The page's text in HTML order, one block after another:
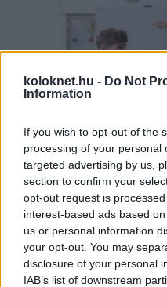
koloknet.hu - Do Not
Information
If you wish to opt-out of the
processing of your personal
targeted advertising by us,
section to confirm your
opt-out request is
interest-based ads based
us or personal information
your opt-out. You may
disclosure of your personal
IAB’s list of downstream
A szülők sokfélék, de
egyetértenek: nem
gyermekükkel az
pedagógusnak
gyermeket kell
módszertani eszköztár
eszköztelennek
gyakran a kiabálás a
Erre (is) kínál
évben egy Erasmus+
próbáltak ki hat
Szignum Iskola